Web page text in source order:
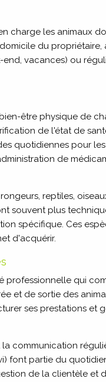
charge les animaux
du
vacances) ou
être physique de
de l'état de
quotidiennes pour
de
reptiles,
souvent plus
spécifique. Ces
d'acquérir.
professionnelle qui
et de sortie des
ses prestations et
communication
font partie du
de la clientèle et